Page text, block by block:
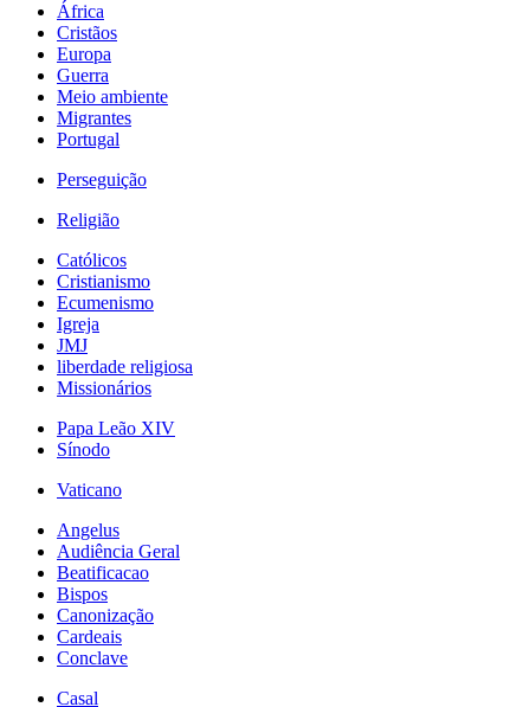
África
Cristãos
Europa
Guerra
Meio ambiente
Migrantes
Portugal
Perseguição
Religião
Católicos
Cristianismo
Ecumenismo
Igreja
JMJ
liberdade religiosa
Missionários
Papa Leão XIV
Sínodo
Vaticano
Angelus
Audiência Geral
Beatificacao
Bispos
Canonização
Cardeais
Conclave
Casal